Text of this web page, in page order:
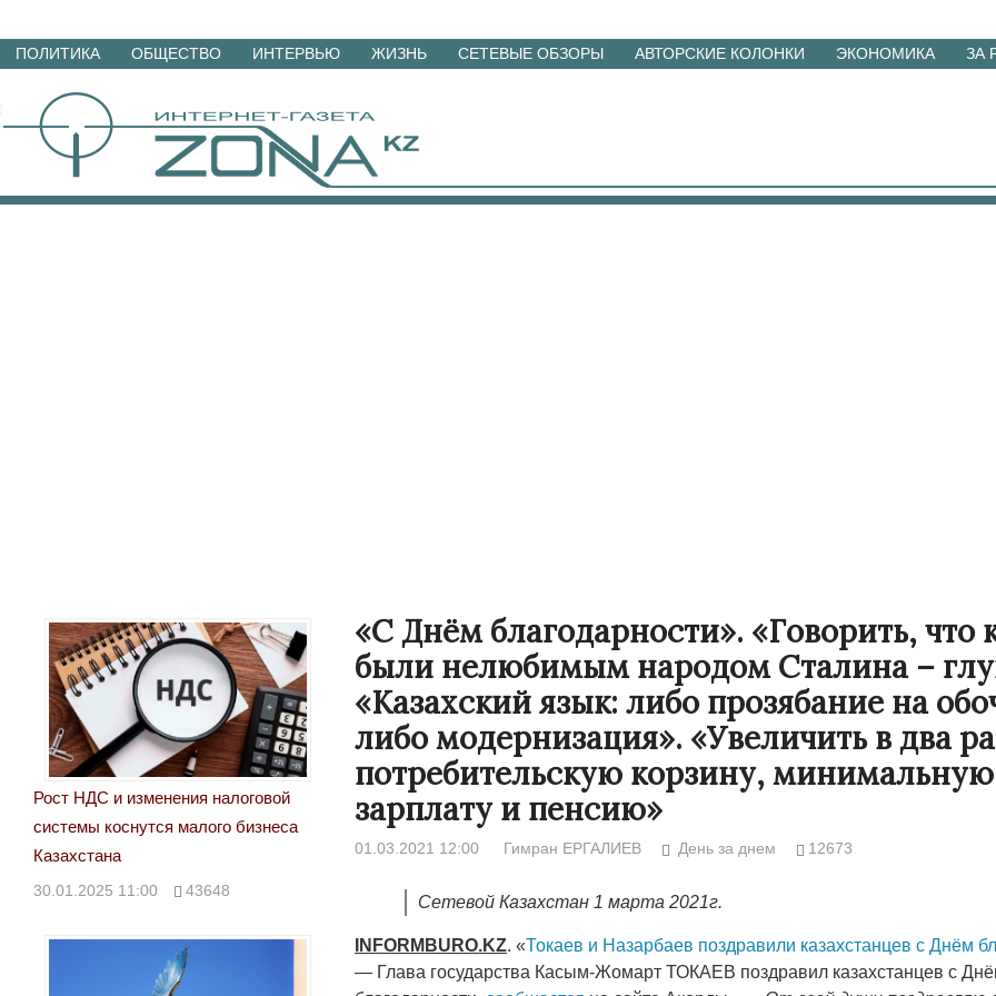
Перейти
материалам
ПОЛИТИКА ОБЩЕСТВО ИНТЕРВЬЮ ЖИЗНЬ СЕТЕВЫЕ ОБЗОРЫ АВТОРСКИЕ КОЛОНКИ ЭКОНОМИКА ЗА
«С Днём благодарности». «Говорить, что
были нелюбимым народом Сталина –
«Казахский язык: либо прозябание на
либо модернизация». «Увеличить в два
потребительскую корзину, минимальную
зарплату и пенсию»
01.03.2021 12:00 Гимран ЕРГАЛИЕВ День за днем 12673
Сетевой Казахстан 1 марта 2021г.
INFORMBURO.KZ. «Токаев и Назарбаев поздравили казахстанцев с Днём
— Глава государства Касым-Жомарт ТОКАЕВ поздравил казахстанцев с
Рост НДС и изменения налоговой
системы коснутся малого бизнеса
Казахстана
30.01.2025 11:00 43648
Народ выбрал свет
мошенниками
30.10.2024